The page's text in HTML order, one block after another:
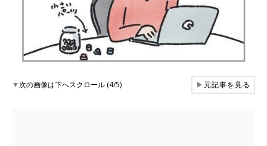
▼次の画像は下へスクロール (4/5) ▶元記事を見る